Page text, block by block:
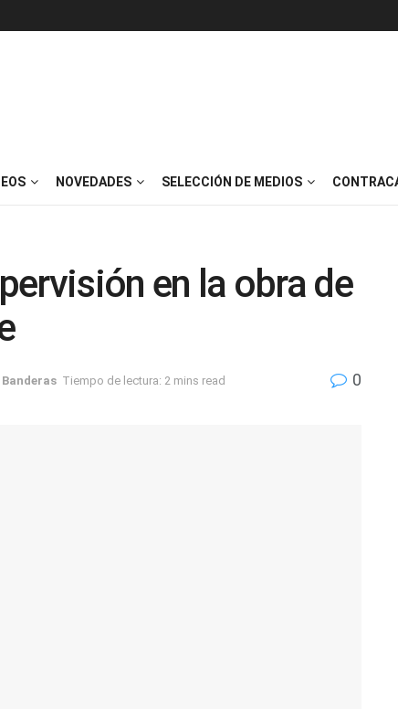
NOVEDADES SELECCIÓN DE MEDIOS
en la obra de
Banderas Tiempo de lectura: 2 mins read 0